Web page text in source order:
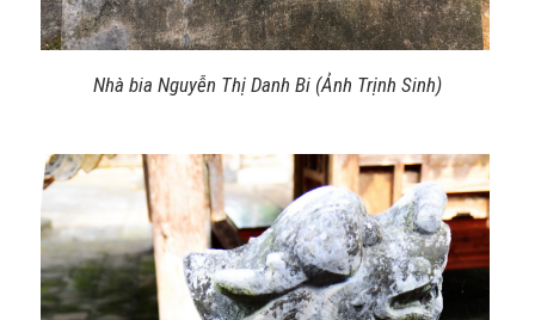
Nhà bia Nguyễn Thị Danh Bi (Ảnh Trịnh Sinh)